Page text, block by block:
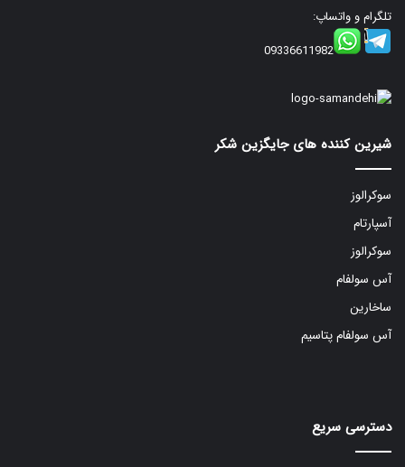
تلگرام و واتساپ:
09336611982
شیرین کننده های جایگزین شکر
سوکرالوز
آسپارتام
سوکرالوز
آس سولفام
ساخارین
آس سولفام پتاسیم
دسترسی سریع